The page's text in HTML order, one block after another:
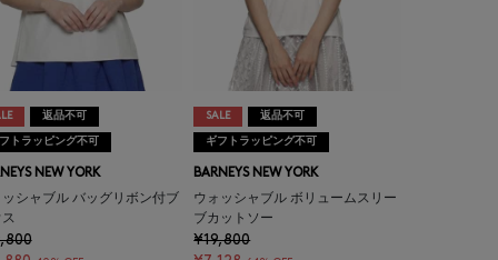
返品不可
トラッピング不可
NEW YORK
シャブル バッグリボン付ブ
SALE 返品不可
ギフトラッピング不可
BARNEYS NEW YORK
ウォッシャブル ボリュームスリー
ブカットソー
¥19,800